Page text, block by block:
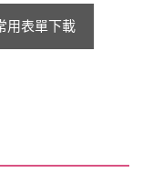
用表單下載